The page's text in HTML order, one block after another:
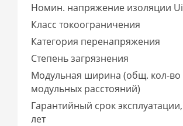
Номин. напряжение изоляции Ui
Класс токоограничения
Категория перенапряжения
Степень загрязнения
Модульная ширина (общ. кол-во
модульных расстояний)
Гарантийный срок эксплуатации,
лет